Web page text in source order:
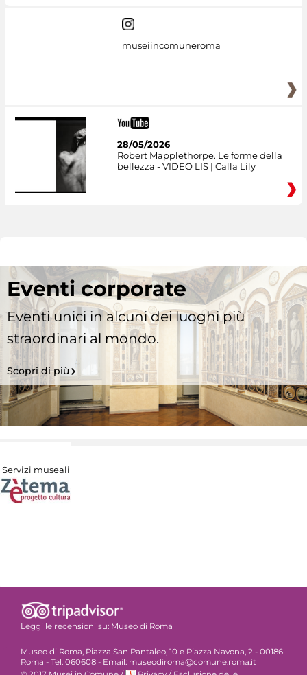
museiincomuneroma
28/05/2026
Robert Mapplethorpe. Le forme della
bellezza - VIDEO LIS | Calla Lily
Eventi corporate
Eventi unici in alcuni dei luoghi più
straordinari al mondo.
Scopri di più
Servizi museali
Leggi le recensioni su: Museo di Roma
Museo di Roma, Piazza San Pantaleo, 10 e Piazza Navona, 2 - 00186
Roma - Tel. 060608 - Email: museodiroma@comune.roma.it